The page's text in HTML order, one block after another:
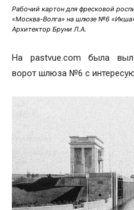
Рабочий картон для фресковой
«Москва-Волга» на шлюзе №6
Архитектор Бруни Л.А.
На pastvue.com была
ворот шлюза №6 с